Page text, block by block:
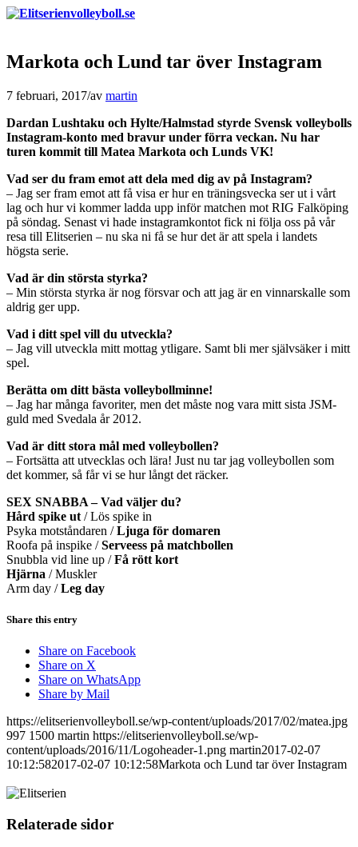
Markota och Lund tar över Instagram
7 februari, 2017/av martin
Dardan Lushtaku och Hylte/Halmstad styrde Svensk volleybolls
Instagram-konto med bravur under förra veckan. Nu har
turen kommit till Matea Markota och Lunds VK!
Vad ser du fram emot att dela med dig av på Instagram?
– Jag ser fram emot att få visa er hur en träningsvecka ser ut i vårt
lag och hur vi kommer ladda upp inför matchen mot RIG Falköping
på söndag. Senast vi hade instagramkontot fick ni följa oss på vår
resa till Elitserien – nu ska ni få se hur det är att spela i landets
högsta serie.
Vad är din största styrka?
– Min största styrka är nog försvar och att jag är en vinnarskalle som
aldrig ger upp.
Vad i ditt spel vill du utveckla?
– Jag vill utveckla mitt mottag ytligare. Samt bli mer självsäker i mitt
spel.
Berätta om ditt bästa volleybollminne!
– Jag har många favoriter, men det måste nog vara mitt sista JSM-
guld med Svedala år 2012.
Vad är ditt stora mål med volleybollen?
– Fortsätta att utvecklas och lära! Just nu tar jag volleybollen som
det kommer, så får vi se hur långt det räcker.
SEX SNABBA – Vad väljer du?
Hård spike ut / Lös spike in
Psyka motståndaren /Ljuga för domaren
Roofa på inspike /Serveess på matchbollen
Snubbla vid line up /Få rött kort
Hjärna / Muskler
Arm day /Leg day
Share this entry
Share on Facebook
Share on X
Share on WhatsApp
Share by Mail
https://elitserienvolleyboll.se/wp-content/uploads/2017/02/matea.jpg
997 1500 martin https://elitserienvolleyboll.se/wp-
content/uploads/2016/11/Logoheader-1.png martin2017-02-07
10:12:582017-02-07 10:12:58Markota och Lund tar över Instagram
Relaterade sidor